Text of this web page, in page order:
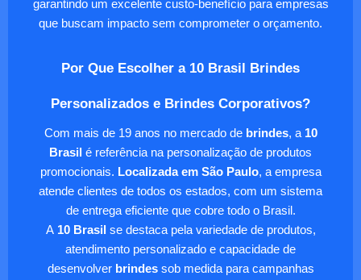
garantindo um excelente custo-benefício para empresas
que buscam impacto sem comprometer o orçamento.
Por Que Escolher a 10 Brasil Brindes
Personalizados e Brindes Corporativos?
Com mais de 19 anos no mercado de brindes, a 10
Brasil é referência na personalização de produtos
promocionais. Localizada em São Paulo, a empresa
atende clientes de todos os estados, com um sistema
de entrega eficiente que cobre todo o Brasil.
A10 Brasilse destaca pela variedade de produtos,
atendimento personalizado e capacidade de
desenvolver brindessob medida para campanhas